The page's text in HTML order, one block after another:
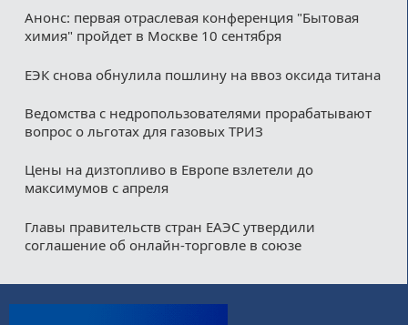
Анонс: первая отраслевая конференция "Бытовая
химия" пройдет в Москве 10 сентября
ЕЭК снова обнулила пошлину на ввоз оксида титана
Ведомства с недропользователями прорабатывают
вопрос о льготах для газовых ТРИЗ
Цены на дизтопливо в Европе взлетели до
максимумов с апреля
Главы правительств стран ЕАЭС утвердили
соглашение об онлайн-торговле в союзе